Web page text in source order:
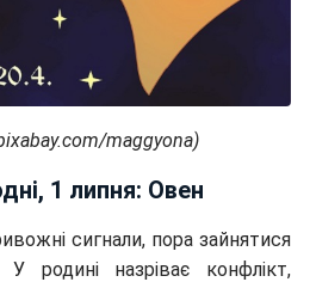
maggyona)
1 липня: Овен
сигнали, пора зайнятися
родині назріває конфлікт,